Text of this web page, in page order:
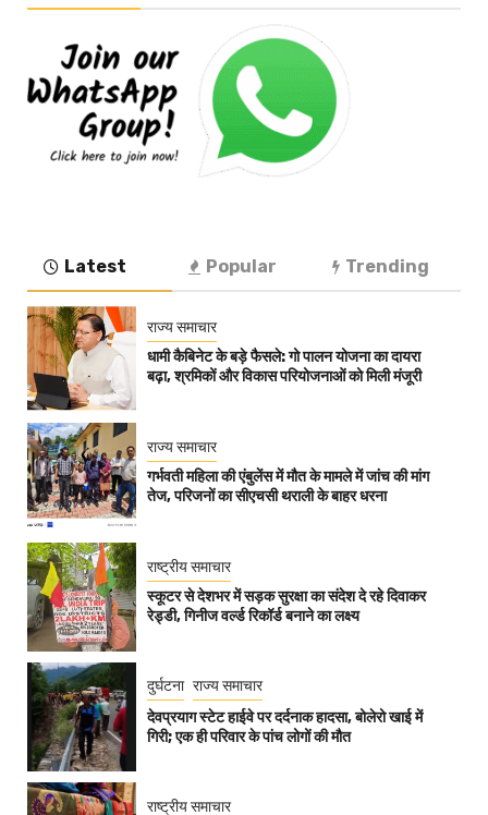
Latest Popular Trending
राज्य समाचार
धामी कैबिनेट के बड़े फैसले: गो पालन योजना का दायरा
बढ़ा, श्रमिकों और विकास परियोजनाओं को मिली मंजूरी
राज्य समाचार
गर्भवती महिला की एंबुलेंस में मौत के मामले में जांच की मांग
तेज, परिजनों का सीएचसी थराली के बाहर धरना
राष्ट्रीय समाचार
स्कूटर से देशभर में सड़क सुरक्षा का संदेश दे रहे दिवाकर
रेड्डी, गिनीज वर्ल्ड रिकॉर्ड बनाने का लक्ष्य
दुर्घटना राज्य समाचार
देवप्रयाग स्टेट हाईवे पर दर्दनाक हादसा, बोलेरो खाई में
गिरी; एक ही परिवार के पांच लोगों की मौत
राष्ट्रीय समाचार